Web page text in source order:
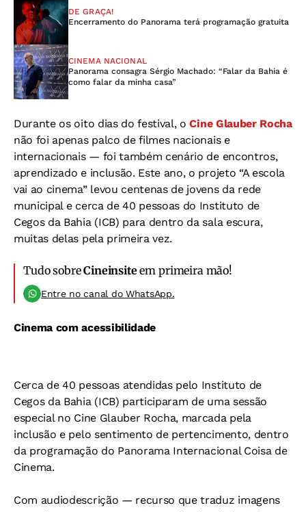
DE GRAÇA!
Encerramento do Panorama terá programação gratuita
CINEMA NACIONAL
Panorama consagra Sérgio Machado: “Falar da Bahia é
como falar da minha casa”
Durante os oito dias do festival, oCine Glauber Rocha
não foi apenas palco de filmes nacionais e
internacionais — foi também cenário de encontros,
aprendizado e inclusão. Este ano, o projeto “A escola
vai ao cinema” levou centenas de jovens da rede
municipal e cerca de 40 pessoas do Instituto de
Cegos da Bahia (ICB) para dentro da sala escura,
muitas delas pela primeira vez.
Tudo sobreCineinsiteem primeira mão!
Entre no canal do WhatsApp.
Cinema com acessibilidade
Cerca de 40 pessoas atendidas pelo Instituto de
Cegos da Bahia (ICB) participaram de uma sessão
especial no Cine Glauber Rocha, marcada pela
inclusão e pelo sentimento de pertencimento, dentro
da programação do Panorama Internacional Coisa de
Cinema.
Com audiodescrição — recurso que traduz imagens